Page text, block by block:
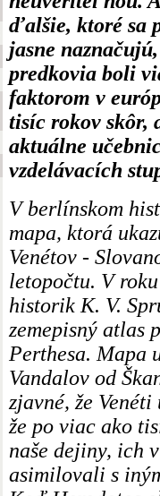
ďalšie, ktoré sa
jasne
predkovia boli
faktorom v
tisíc rokov skôr,
aktuálne
vzdelávacích
V berlínskom
mapa, ktorá
Venétov -
letopočtu. V
historik K. V.
zemepisný atlas
Perthesa. Mapa
Vandalov od
zjavné, že
že po viac ako
naše dejiny, ich
asimilovali s